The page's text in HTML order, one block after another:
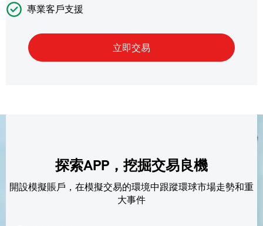
專業客戶支援
探索APP，挖掘交易良機
開設模擬賬戶，在模擬交易的環境中跟蹤環球市場走勢和重
大事件